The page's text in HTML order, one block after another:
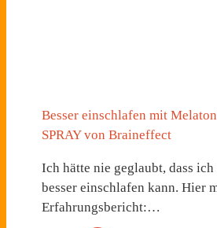
Besser einschlafen mit
SPRAY von Braineffect
Ich hätte nie geglaubt, dass
besser einschlafen kann. Hier
Erfahrungsbericht:…